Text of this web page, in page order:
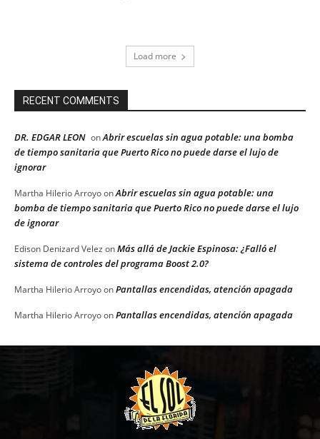
Load more
RECENT COMMENTS
DR. EDGAR LEON onAbrir escuelas sin agua potable: una bomba
de tiempo sanitaria que Puerto Rico no puede darse el lujo de
ignorar
Martha Hilerio ArroyoonAbrir escuelas sin agua potable: una
bomba de tiempo sanitaria que Puerto Rico no puede darse el lujo
de ignorar
Edison Denizard Velez onMás allá de Jackie Espinosa: ¿Falló el
sistema de controles del programa Boost 2.0?
Martha Hilerio ArroyoonPantallas encendidas, atención apagada
Martha Hilerio ArroyoonPantallas encendidas, atención apagada